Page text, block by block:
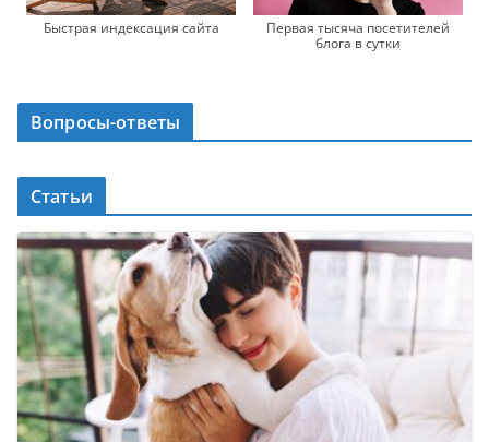
Быстрая индексация сайта
Первая тысяча посетителей
блога в сутки
Вопросы-ответы
Статьи